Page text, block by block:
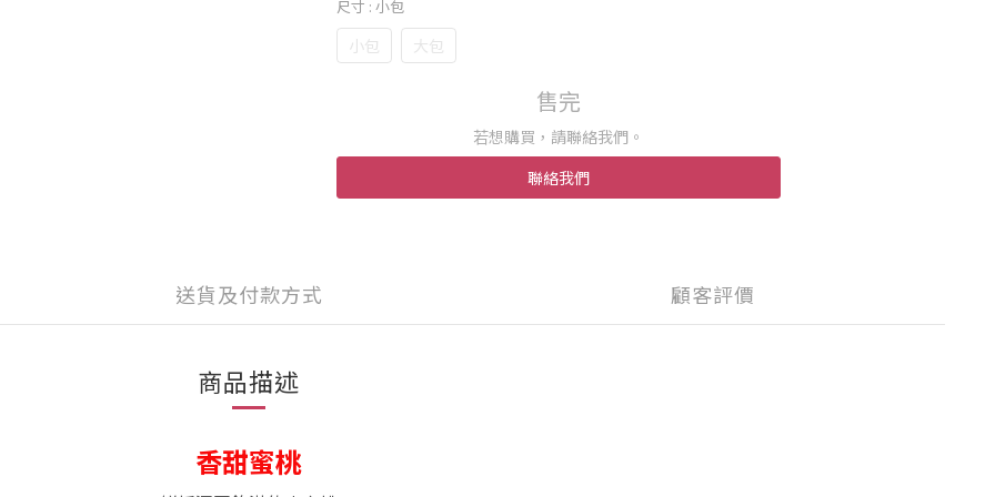
尺寸 : 小包
小包 大包
售完
若想購買，請聯絡我們。
聯絡我們
送貨及付款方式 顧客評價
商品描述
香甜蜜桃